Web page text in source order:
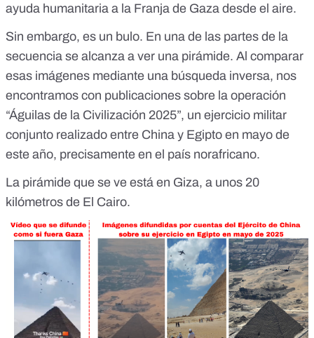
ayuda humanitaria a la Franja de Gaza desde el aire.
Sin embargo, es un bulo. En una de las partes de la
secuencia se alcanza a ver una pirámide. Al comparar
esas imágenes mediante una búsqueda inversa, nos
encontramos con publicaciones sobre la operación
“Águilas de la Civilización 2025”, un ejercicio militar
conjunto realizado entre China y Egipto en mayo de
este año, precisamente en el país norafricano.
La pirámide que se ve está en Giza, a unos 20
kilómetros de El Cairo.